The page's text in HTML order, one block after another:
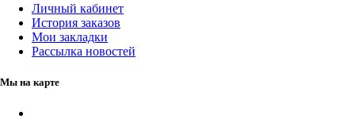
Личный кабинет
История заказов
Мои закладки
Рассылка новостей
Мы на карте